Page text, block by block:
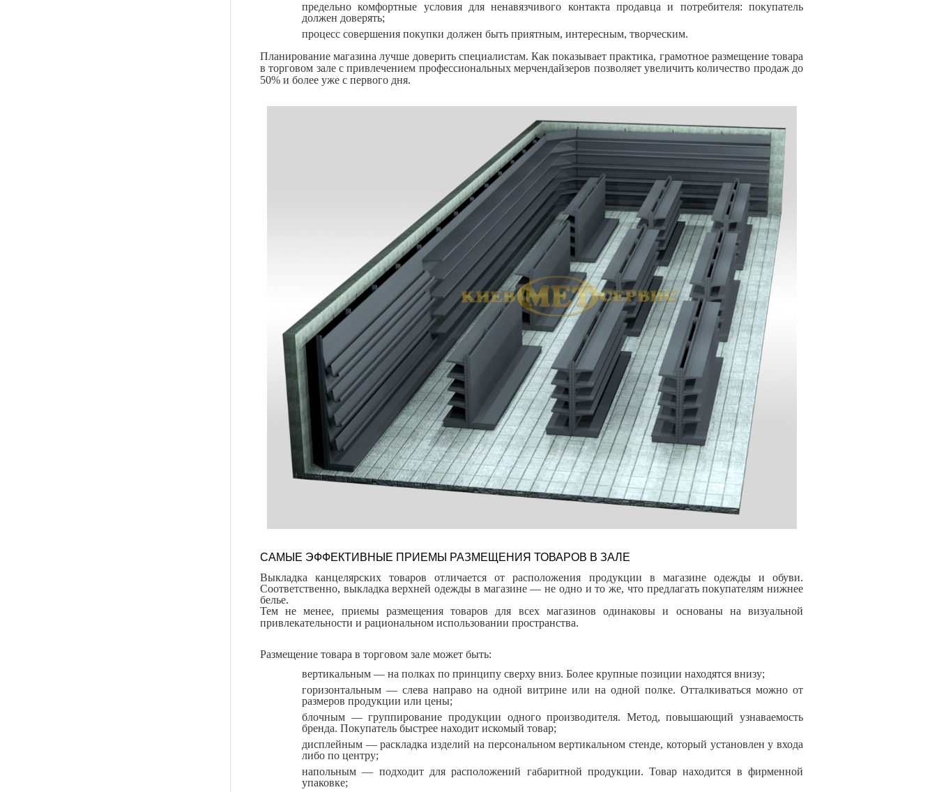
предельно комфортные условия для ненавязчивого контакта продавца и потребителя: покупатель
должен доверять;
процесс совершения покупки должен быть приятным, интересным, творческим.
Планирование магазина лучше доверить специалистам. Как показывает практика, грамотное размещение товара
в торговом зале с привлечением профессиональных мерчендайзеров позволяет увеличить количество продаж до
50% и более уже с первого дня.
САМЫЕ ЭФФЕКТИВНЫЕ ПРИЕМЫ РАЗМЕЩЕНИЯ ТОВАРОВ В ЗАЛЕ
Выкладка канцелярских товаров отличается от расположения продукции в магазине одежды и обуви.
Соответственно, выкладка верхней одежды в магазине — не одно и то же, что предлагать покупателям нижнее
белье.
Тем не менее, приемы размещения товаров для всех магазинов одинаковы и основаны на визуальной
привлекательности и рациональном использовании пространства.
Размещение товара в торговом зале может быть:
вертикальным — на полках по принципу сверху вниз. Более крупные позиции находятся внизу;
горизонтальным — слева направо на одной витрине или на одной полке. Отталкиваться можно от
размеров продукции или цены;
блочным — группирование продукции одного производителя. Метод, повышающий узнаваемость
бренда. Покупатель быстрее находит искомый товар;
дисплейным — раскладка изделий на персональном вертикальном стенде, который установлен у входа
либо по центру;
напольным — подходит для расположений габаритной продукции. Товар находится в фирменной
упаковке;